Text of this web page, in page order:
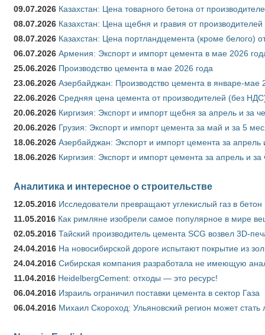
09.07.2026 Казахстан: Цена товарного бетона от
08.07.2026 Казахстан: Цена щебня и гравия от
08.07.2026 Казахстан: Цена портландцемента (кроме белого)
06.07.2026 Армения: Экспорт и импорт цемента в мае 2026
25.06.2026 Производство цемента в мае 2026 года
23.06.2026 Азербайджан: Производство цемента в январе-мае
22.06.2026 Средняя цена цемента от производителей (без
20.06.2026 Киргизия: Экспорт и импорт щебня за апрель и за
20.06.2026 Грузия: Экспорт и импорт цемента за май и за 5
18.06.2026 Азербайджан: Экспорт и импорт цемента за
18.06.2026 Киргизия: Экспорт и импорт цемента за апрель и
Аналитика и интересное о строительстве
12.05.2016 Исследователи превращают углекислый газ в бетон
11.05.2016 Как римляне изобрели самое популярное в мире
02.05.2016 Тайский производитель цемента SCG возвел 3D-
24.04.2016 На новосибирской дороге испытают покрытие из
24.04.2016 Сибирская компания разработала не имеющую
11.04.2016 HeidelbergCement: отходы — это ресурс!
06.04.2016 Израиль ограничил поставки цемента в сектор Газа
06.04.2016 Михаил Скороход: Ульяновский регион может